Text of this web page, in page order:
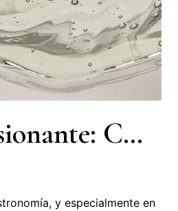
Gel Emulsionante: Cómo Mejoran Tus Recetas
y especialmente en